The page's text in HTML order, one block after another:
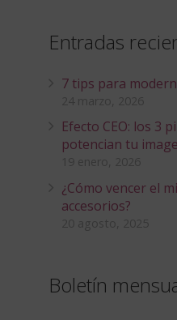
Entradas
7 tips para
Efecto CEO: los 3
potencian tu
¿Cómo vencer el
accesorios?
Boletín